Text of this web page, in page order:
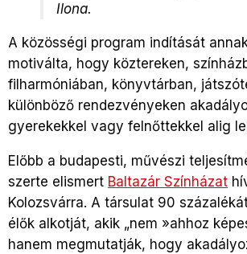
Ilona.
A közösségi program indítását
motiválta, hogy köztereken,
filharmóniában, könyvtárban,
különböző rendezvényeken
gyerekekkel vagy felnőttekkel alig
Előbb a budapesti, művészi
szerte elismert Baltazár Színházat
Kolozsvárra. A társulat 90
élők alkotját, akik „nem »ahhoz
hanem megmutatják, hogy